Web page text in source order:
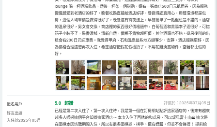
lounge 喝一杯酒精飲品，然後一杯茶一個甜點，還有一張商店500日元抵用券，因為服務
慢慢感受到老酒店的好了，晚餐吃過直接給酒店好評，餐做得認真用心，用餐環境都是包
房，這個人均單價是做得很好了，晚餐還有霄夜送上，早餐簡單了一點但也是不錯的。酒店
的溫泉很好，男女會交換。商店裡的東西很好價格適中，白葡萄酒和貴陽李子酒很好，可惜
箱子小裝不了，果香濃郁，清新自然，價格不貴物超所值，其他酒類也不錯。退房後叫的出
租會有200日元迎車費。我覺得甲府、石和溫泉這些地方遊客少，安靜，酒店服務更好，因
為價格合理還想再次入住，希望酒店把假花假樹扔了，不用花錢湊置物件，空著都比假的
好。
匿名用戶
好友出遊
入住於2025年05月
5.0 超讚
評價於：2025年07月05日
已經是第二次入住了，第一次入住時，我是第一個在訂房網站點評這家酒店的，後來有越來
越多人通過這個平台知道這家酒店～ 本次入住了西館的和式房，可以望見富士山🗻 這次是
在圍棋本因坊戰期間入住，所以有很多圍棋迷、棋手、還有媒體，但並不會擁擠！ 提前給